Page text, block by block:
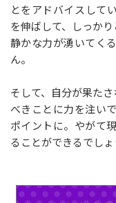
とをアドバイスして
を伸ばして、しっか
静かな力が湧いてく
ん。
そして、自分が果た
べきことに力を注い
ポイントに。やがて
ることができるでしょ